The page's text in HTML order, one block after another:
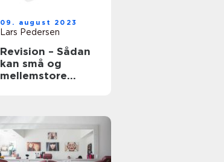
09. august 2023
Lars Pedersen
Revision – Sådan
kan små og
mellemstore